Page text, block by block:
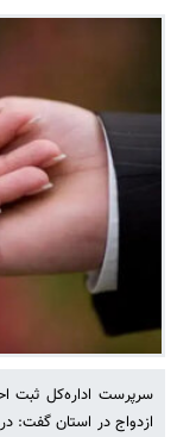
سرپرست اداره‌کل ثبت